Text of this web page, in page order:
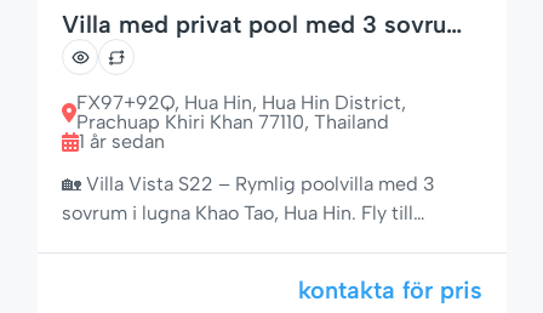
Villa med privat pool med 3 sovrum i
Khao Tao, Hua Hin
FX97+92Q, Hua Hin, Hua Hin District,
Prachuap Khiri Khan 77110, Thailand
1 år sedan
🏡 Villa Vista S22 – Rymlig poolvilla med 3
sovrum i lugna Khao Tao, Hua Hin. Fly till
belägen bara 13 km söder om Hua Hins centrum
kontakta för pris